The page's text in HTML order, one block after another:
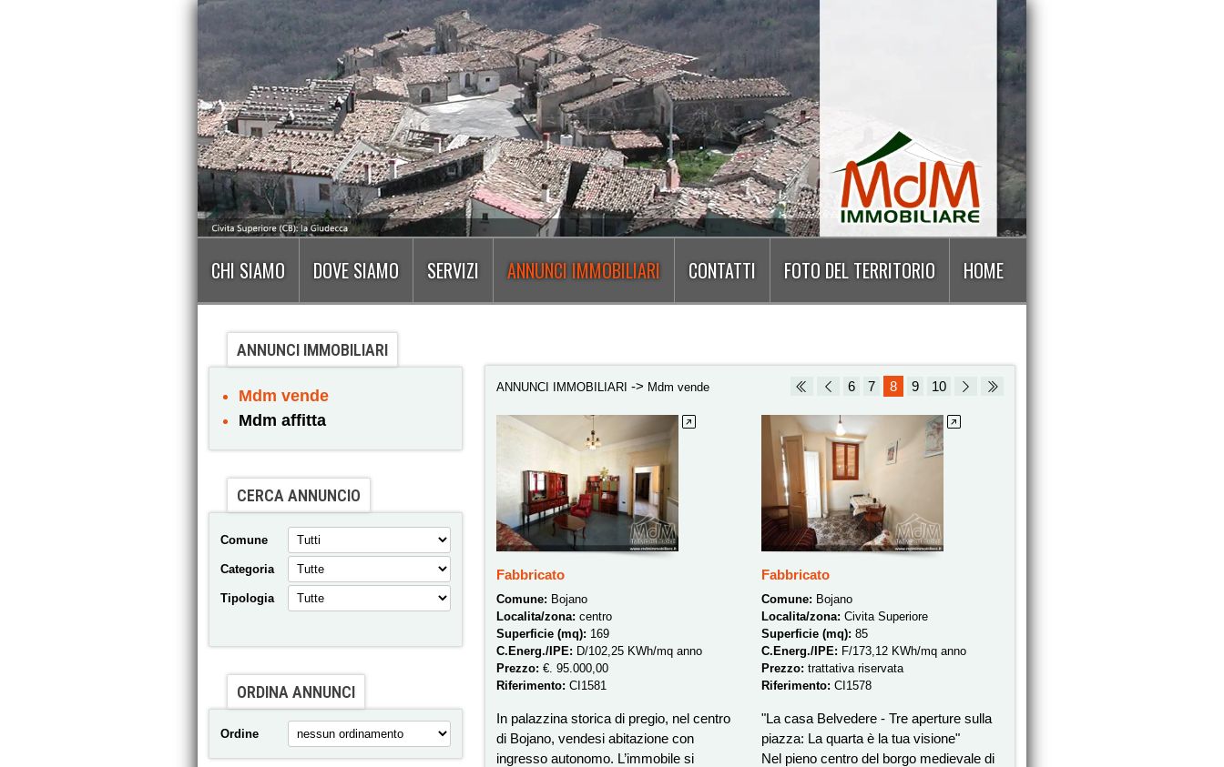
CHI SIAMO DOVE SIAMO SERVIZI ANNUNCI IMMOBILIARI CONTATTI FOTO DEL TERRITORIO HOME
ANNUNCI IMMOBILIARI
Mdm vende
Mdm affitta
CERCA ANNUNCIO
Comune
Categoria
Tipologia
ORDINA ANNUNCI
Ordine
ANNUNCI IMMOBILIARI -> Mdm vende 6 7 8 9 10
Fabbricato
Comune: Bojano
Localita/zona:centro
Superficie (mq): 169
C.Energ./IPE: D/102,25 KWh/mq anno
Prezzo:€. 95.000,00
Riferimento:CI1581
In palazzina storica di pregio, nel centro
di Bojano, vendesi abitazione con
ingresso autonomo. L’immobile si
Fabbricato
Comune: Bojano
Localita/zona: Civita Superiore
Superficie (mq): 85
C.Energ./IPE: F/173,12 KWh/mq anno
Prezzo: trattativa riservata
Riferimento: CI1578
"La casa Belvedere - Tre aperture sulla
piazza: La quarta è la tua visione"
Nel pieno centro del borgo medievale di